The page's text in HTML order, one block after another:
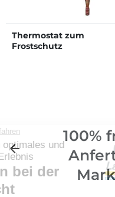
Thermostat zum
Frostschutz
Zurück
arrow_back
100%